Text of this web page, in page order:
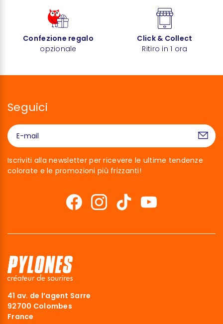
Confezione regalo
opzionale
Click & Collect
Ritiro in 1 ora
Seguici
Iscriviti alla newsletter per ricevere le ultime tendenze
colorate e le promozioni più frizzanti!
41 av. de l’agent Sarre
92700 Colombes
France